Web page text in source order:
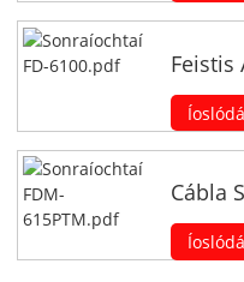
Feistis
Cábla